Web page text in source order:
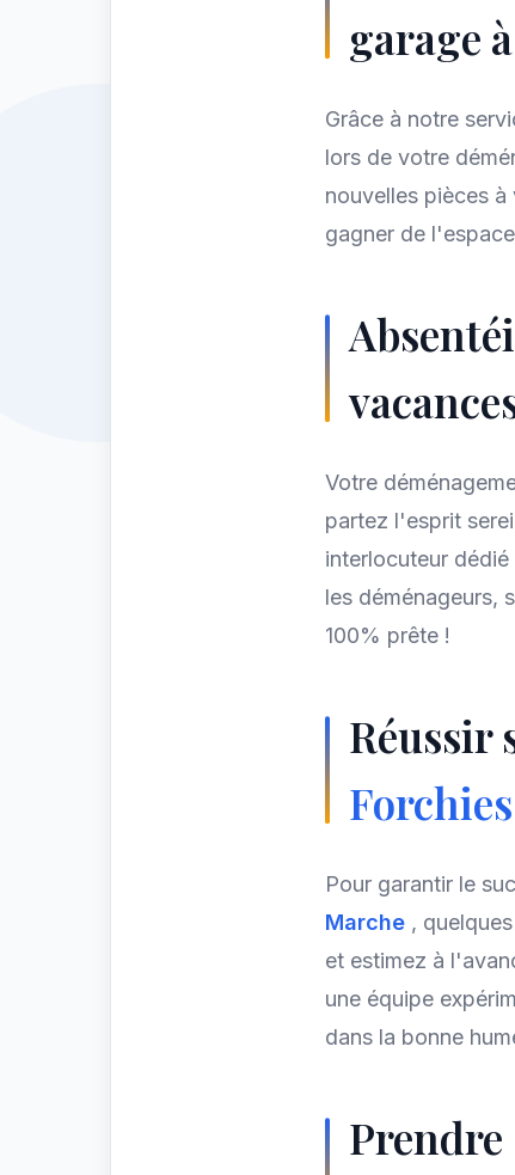
garage à
Grâce à notre
lors de votre
nouvelles pièces
gagner de
Votre
partez l'esprit
interlocuteur
les déménageurs,
100% prête !
Réussir
Pour garantir le
Marche ,
et estimez à
une équipe
dans la bonne
Prendre